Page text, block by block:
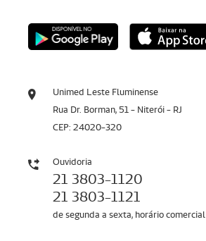
Unimed Leste Fluminense
Rua Dr. Borman, 51 - Niterói - RJ
CEP: 24020-320
Ouvidoria
21 3803-1120
21 3803-1121
de segunda a sexta, horário comercial